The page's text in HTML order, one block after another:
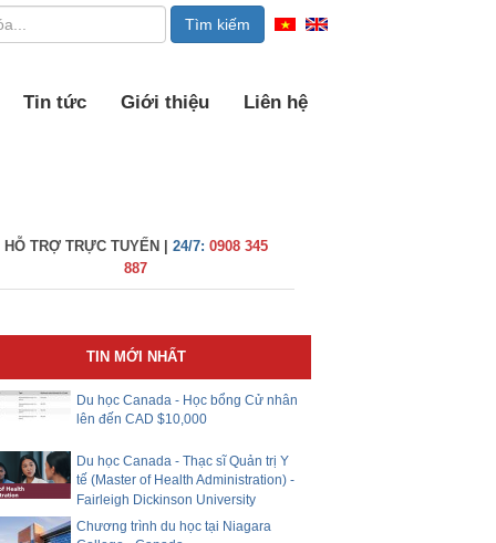
Tin tức Giới thiệu Liên hệ
HỖ TRỢ TRỰC TUYẾN | 24/7: 0908 345
887
TIN MỚI NHẤT
Du học Canada - Học bổng Cử nhân
lên đến CAD $10,000
Du học Canada - Thạc sĩ Quản trị Y
tế (Master of Health Administration) -
Fairleigh Dickinson University
Chương trình du học tại Niagara